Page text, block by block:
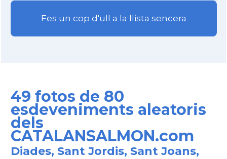
Fes un cop d'ull a la llista sencera
49 fotos de 80
esdeveniments aleatoris
dels
CATALANSALMON.com
Diades, Sant Jordis, Sant Joans,